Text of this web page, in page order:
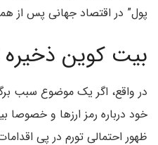
پول” در اقتصاد جهانی پس از
بیت کوین
در واقع، اگر یک موضوع سبب
خود درباره رمز ارزها و خصوصا
ظهور احتمالی تورم در پی